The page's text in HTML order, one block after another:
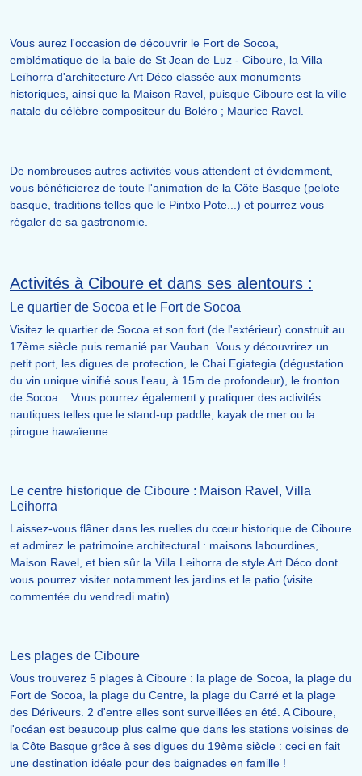
Vous aurez l'occasion de découvrir le Fort de Socoa,
emblématique de la baie de St Jean de Luz - Ciboure, la Villa
Leïhorra d'architecture Art Déco classée aux monuments
historiques, ainsi que la Maison Ravel, puisque Ciboure est la ville
natale du célèbre compositeur du Boléro ; Maurice Ravel.
De nombreuses autres activités vous attendent et évidemment,
vous bénéficierez de toute l'animation de la Côte Basque (pelote
basque, traditions telles que le Pintxo Pote...) et pourrez vous
régaler de sa gastronomie.
Activités à Ciboure et dans ses alentours :
Le quartier de Socoa et le Fort de Socoa
Visitez le quartier de Socoa et son fort (de l'extérieur) construit au
17ème siècle puis remanié par Vauban. Vous y découvrirez un
petit port, les digues de protection, le Chai Egiategia (dégustation
du vin unique vinifié sous l'eau, à 15m de profondeur), le fronton
de Socoa... Vous pourrez également y pratiquer des activités
nautiques telles que le stand-up paddle, kayak de mer ou la
pirogue hawaïenne.
Le centre historique de Ciboure : Maison Ravel, Villa
Leihorra
Laissez-vous flâner dans les ruelles du cœur historique de Ciboure
et admirez le patrimoine architectural : maisons labourdines,
Maison Ravel, et bien sûr la Villa Leihorra de style Art Déco dont
vous pourrez visiter notamment les jardins et le patio (visite
commentée du vendredi matin).
Les plages de Ciboure
Vous trouverez 5 plages à Ciboure : la plage de Socoa, la plage du
Fort de Socoa, la plage du Centre, la plage du Carré et la plage
des Dériveurs. 2 d'entre elles sont surveillées en été. A Ciboure,
l'océan est beaucoup plus calme que dans les stations voisines de
la Côte Basque grâce à ses digues du 19ème siècle : ceci en fait
une destination idéale pour des baignades en famille !